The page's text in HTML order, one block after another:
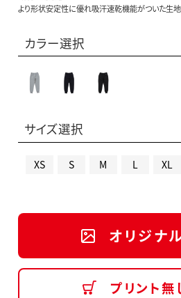
より形状安定性に優れ吸汗速乾機能がついた生地
カラー選択
サイズ選択
XS S M L XL
オリジナ
プリント無